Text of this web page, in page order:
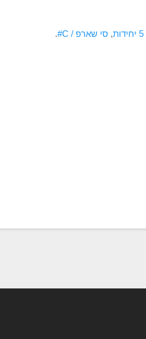
, סי שארפ / C# .